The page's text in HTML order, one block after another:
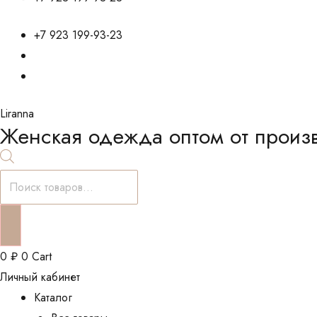
+7 923 199-93-23
Liranna
Женская одежда оптом от
Поиск
товаров
0 ₽ 0 Cart
Личный кабинет
Каталог